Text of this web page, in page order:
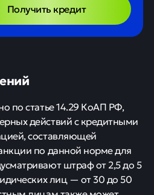
Получить кредит
по статье 14.29 КоАП РФ,
действий с кредитными
составляющей
по данной норме для
штраф от 2,5 до 5
лиц — от 30 до 50